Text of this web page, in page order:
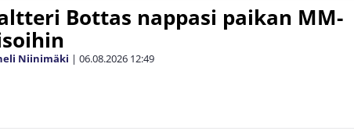
Bottas nappasi paikan MM-
Niinimäki | 06.08.2026 12:49